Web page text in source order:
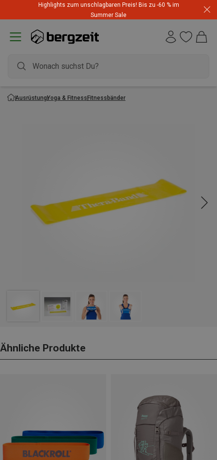
Highlights zum unschlagbaren Preis! Bis zu -60 % im
Summer Sale
AusrüstungYoga & FitnessFitnessbänder
Ähnliche Produkte